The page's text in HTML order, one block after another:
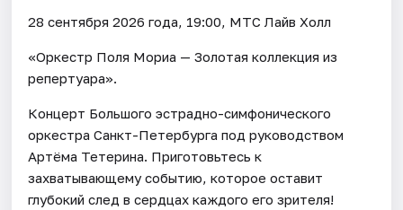
28 сентября 2026 года, 19:00, МТС Лайв Холл
«Оркестр Поля Мориа — Золотая коллекция из
репертуара».
Концерт Большого эстрадно-симфонического
оркестра Санкт-Петербурга под руководством
Артёма Тетерина. Приготовьтесь к
захватывающему событию, которое оставит
глубокий след в сердцах каждого его зрителя!